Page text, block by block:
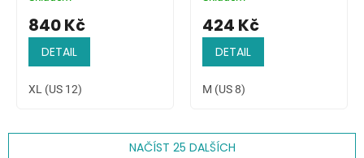
840 Kč
DETAIL
XL (US 12)
424 Kč
DETAIL
M (US 8)
NAČÍST 25 DALŠÍCH